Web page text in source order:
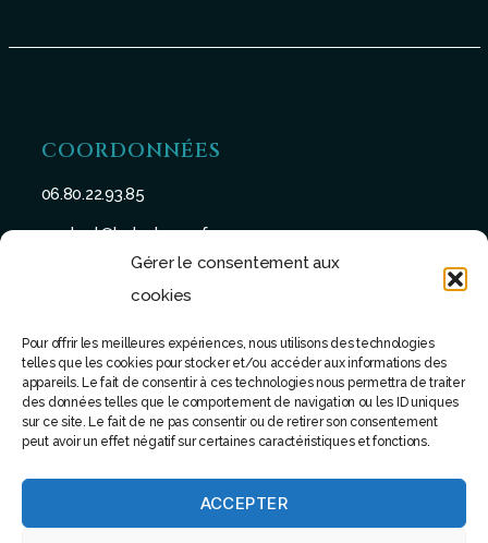
Gérer le consentement aux
cookies
Pour offrir les meilleures expériences, nous utilisons des technologies
telles que les cookies pour stocker et/ou accéder aux informations des
appareils. Le fait de consentir à ces technologies nous permettra de traiter
des données telles que le comportement de navigation ou les ID uniques
sur ce site. Le fait de ne pas consentir ou de retirer son consentement
peut avoir un effet négatif sur certaines caractéristiques et fonctions.
ACCEPTER
COORDONNÉES
06.80.22.93.85
contact@batu-taman.fr
SUIVEZ-NOUS